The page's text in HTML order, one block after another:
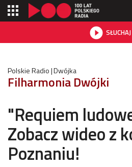
 SŁUCHAJ
Polskie Radio Dwójka
Filharmonia Dwójki
"Requiem
Zobacz wideo z
Poznaniu!